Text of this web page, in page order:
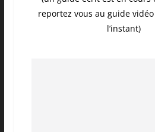
reportez vous au guide
l’instant)